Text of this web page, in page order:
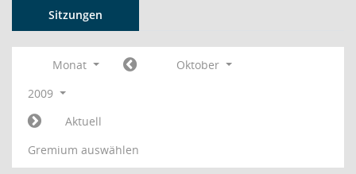
Sitzungen
Monat
Oktober
2009
Aktuell
Gremium auswählen